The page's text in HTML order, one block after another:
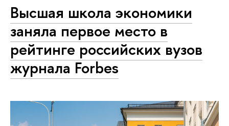
Высшая школа экономики
заняла первое место в
рейтинге российских вузов
журнала Forbes